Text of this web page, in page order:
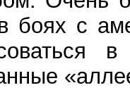
боях с